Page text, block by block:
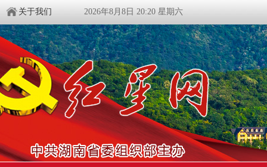
关于我们 2026年8月8日 20:20 星期六